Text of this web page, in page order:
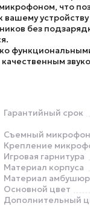
что
без
Гарантийный срок
Съемный микрофон
Крепление
Игровая гарнитура
Материал корпуса
Материал амбушюр
Основной цвет
Дополнительный